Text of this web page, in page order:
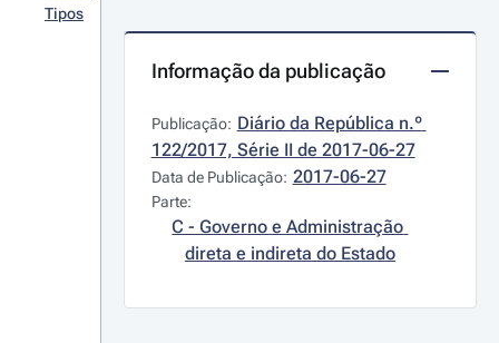
Tipos
Informação da publicação
Publicação: Diário da República n.º
122/2017, Série II de 2017-06-27
Data de Publicação: 2017-06-27
Parte:
C - Governo e Administração
direta e indireta do Estado